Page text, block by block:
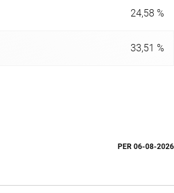
24,58 %
33,51 %
PER 06-08-2026